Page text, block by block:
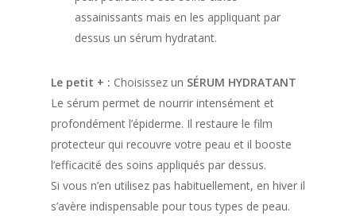
assainissants mais en les appliquant par
dessus un sérum hydratant.
Le petit + : Choisissez un SÉRUM HYDRATANT
Le sérum permet de nourrir intensément et
profondément l’épiderme. Il restaure le film
protecteur qui recouvre votre peau et il booste
l’efficacité des soins appliqués par dessus.
Si vous n’en utilisez pas habituellement, en hiver il
s’avère indispensable pour tous types de peau.
Trouver une